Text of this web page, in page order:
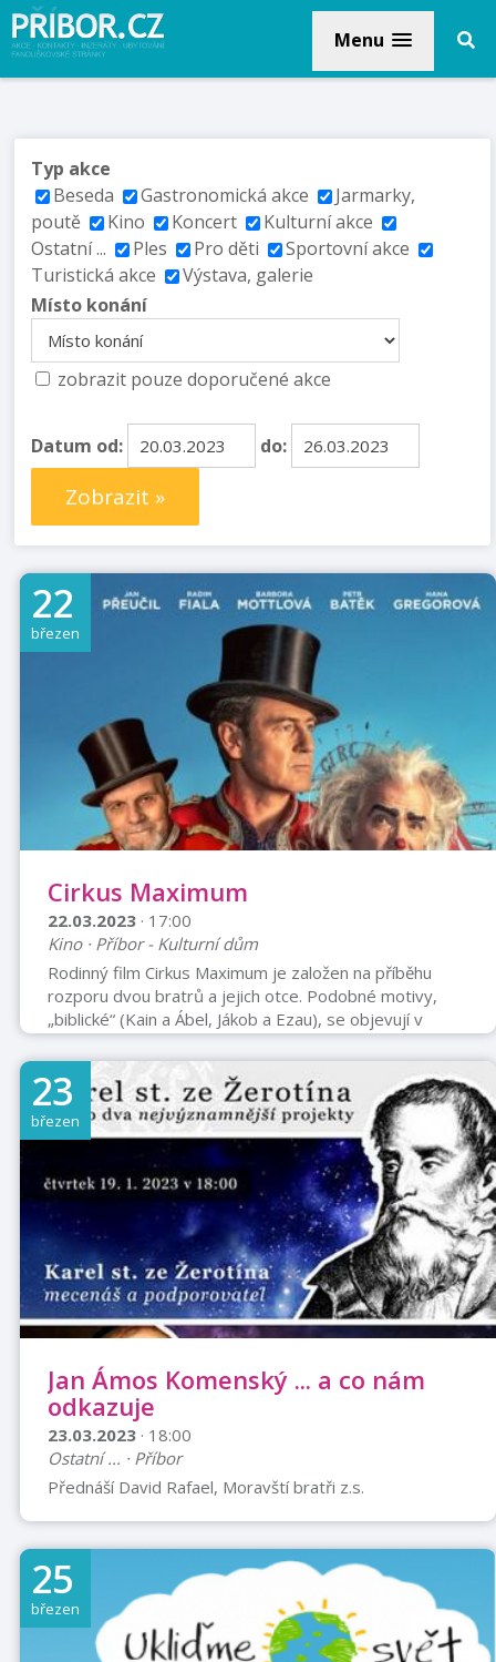
Menu
Typ akce
Beseda
Gastronomická akce
Jarmarky,
poutě
Kino Koncert
Kulturní akce
Ostatní ...
Ples Pro děti
Sportovní akce
Turistická akce
Výstava, galerie
Místo konání
zobrazit pouze doporučené akce
Datum od: do:
Zobrazit »
22
březen
Cirkus Maximum
22.03.2023 · 17:00
Kino · Příbor - Kulturní dům
Rodinný film Cirkus Maximum je založen na příběhu
rozporu dvou bratrů a jejich otce. Podobné motivy,
„biblické“ (Kain a Ábel, Jákob a Ezau), se objevují v
literatuře poměrně často, z nejznámějších stačí
jmenovat například „Hrozny hněvu“ a „Kmotra“. S tím
druhým má Cirkus Maximum společný prvek tzv. široké
rodiny, vedené otcem. Na rozdíl od Sicílie, v Čechách se
tento typ rodiny zachoval v podstatě pouze v komunitě
světských a cirkusových umělců. Historie slavných
českých cirkusových rodů je dobř ...
23
březen
Jan Ámos Komenský ... a co nám
odkazuje
23.03.2023 · 18:00
Ostatní ... · Příbor
Přednáší David Rafael, Moravští bratři z.s.
25
březen